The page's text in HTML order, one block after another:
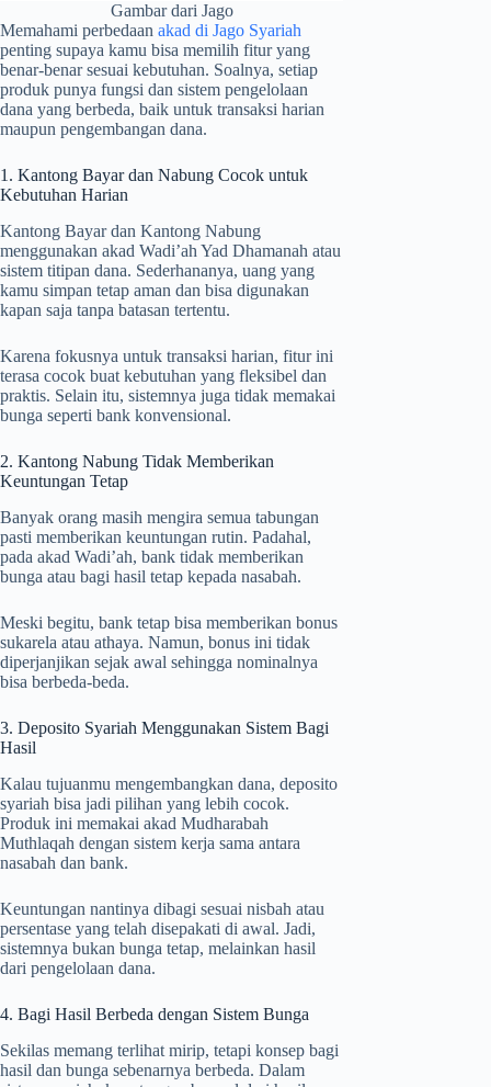
Gambar dari Jago
Memahami perbedaan akad di Jago Syariah
penting supaya kamu bisa memilih fitur yang
benar-benar sesuai kebutuhan. Soalnya, setiap
produk punya fungsi dan sistem pengelolaan
dana yang berbeda, baik untuk transaksi harian
maupun pengembangan dana.
1. Kantong Bayar dan Nabung Cocok untuk
Kebutuhan Harian
Kantong Bayar dan Kantong Nabung
menggunakan akad Wadi’ah Yad Dhamanah atau
sistem titipan dana. Sederhananya, uang yang
kamu simpan tetap aman dan bisa digunakan
kapan saja tanpa batasan tertentu.
Karena fokusnya untuk transaksi harian, fitur ini
terasa cocok buat kebutuhan yang fleksibel dan
praktis. Selain itu, sistemnya juga tidak memakai
bunga seperti bank konvensional.
2. Kantong Nabung Tidak Memberikan
Keuntungan Tetap
Banyak orang masih mengira semua tabungan
pasti memberikan keuntungan rutin. Padahal,
pada akad Wadi’ah, bank tidak memberikan
bunga atau bagi hasil tetap kepada nasabah.
Meski begitu, bank tetap bisa memberikan bonus
sukarela atau athaya. Namun, bonus ini tidak
diperjanjikan sejak awal sehingga nominalnya
bisa berbeda-beda.
3. Deposito Syariah Menggunakan Sistem Bagi
Hasil
Kalau tujuanmu mengembangkan dana, deposito
syariah bisa jadi pilihan yang lebih cocok.
Produk ini memakai akad Mudharabah
Muthlaqah dengan sistem kerja sama antara
nasabah dan bank.
Keuntungan nantinya dibagi sesuai nisbah atau
persentase yang telah disepakati di awal. Jadi,
sistemnya bukan bunga tetap, melainkan hasil
dari pengelolaan dana.
4. Bagi Hasil Berbeda dengan Sistem Bunga
Sekilas memang terlihat mirip, tetapi konsep bagi
hasil dan bunga sebenarnya berbeda. Dalam